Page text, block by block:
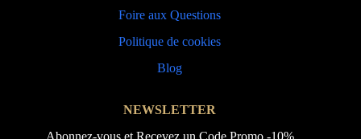
Foire aux Questions
Politique de cookies
Blog
NEWSLETTER
Abonnez-vous et Recevez un Code Promo -10%